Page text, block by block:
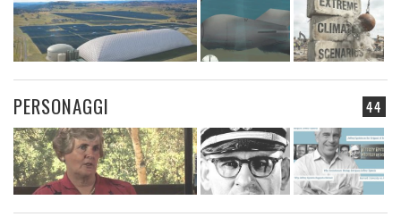
44
PERSONAGGI